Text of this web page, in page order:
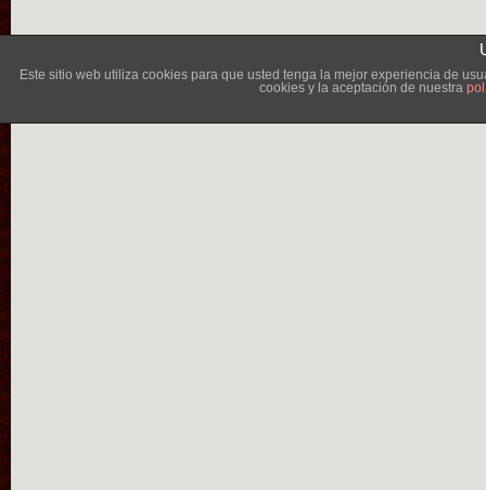
Este sitio web utiliza cookies para que usted tenga la mejor experiencia de
cookies y la aceptación de nuestra